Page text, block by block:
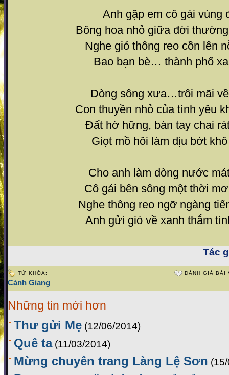
Anh gặp em cô gái vùng
Bông hoa nhỏ giữa đời
Nghe gió thông reo cồn lên
Bao bạn bè… thành phố
Dòng sông xưa…trôi mãi
Con thuyền nhỏ của tình yêu
Đất hờ hững, bàn tay chai
Giọt mồ hôi làm dịu bớt
Cho anh làm dòng nước
Cô gái bên sông một thời
Nghe thông reo ngỡ ngàng
Anh gửi gió về xanh thắm
Tác
TỪ KHÓA:
Cảnh Giang
ĐÁNH GIÁ BÀI
Những tin mới hơn
Thư gửi Mẹ (12/06/2014)
Quê ta (11/03/2014)
Mừng chuyên trang Làng Lệ Sơn